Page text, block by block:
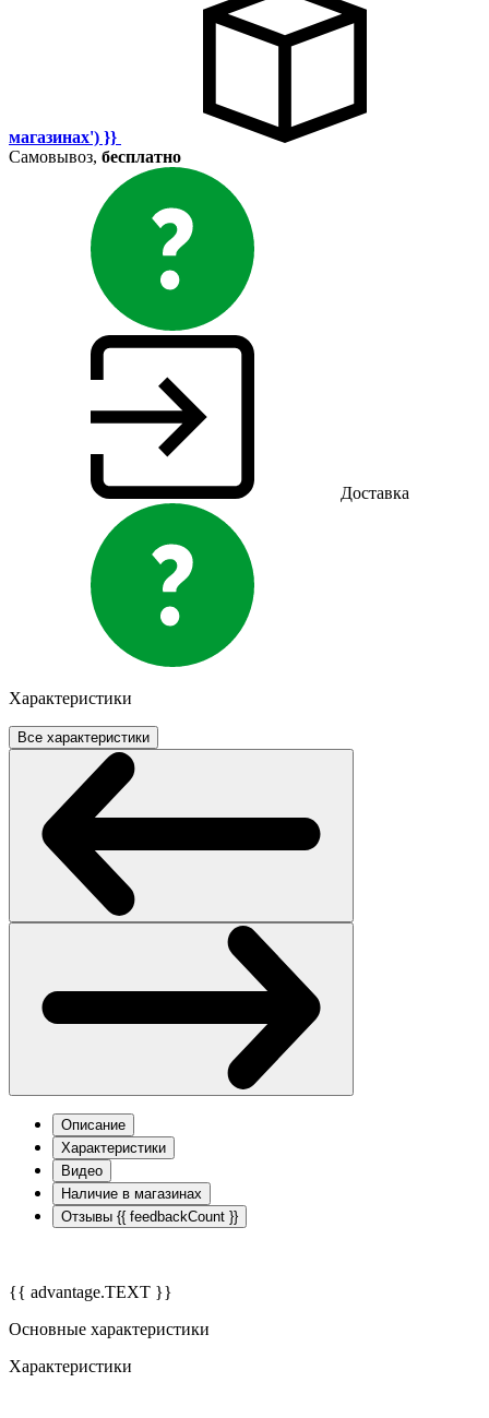
магазинах') }}
Самовывоз, бесплатно
Доставка
Характеристики
Все характеристики
Описание
Характеристики
Видео
Наличие в магазинах
Отзывы {{ feedbackCount }}
{{ advantage.TEXT }}
Основные характеристики
Характеристики